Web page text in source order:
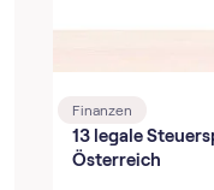
Finanzen
13 legale
Österreich